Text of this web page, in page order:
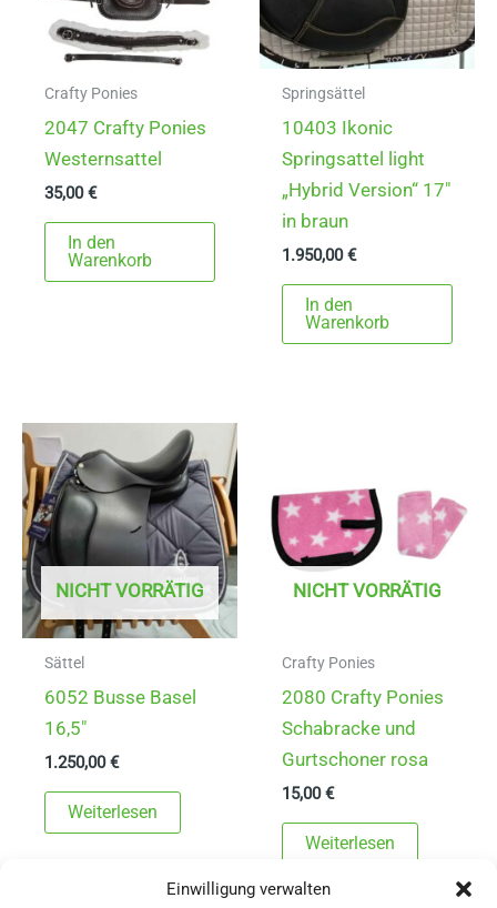
Einwilligung verwalten
Crafty Ponies
2047 Crafty Ponies
Westernsattel
35,00€
In den
Warenkorb
Springsättel
10403 Ikonic
Springsattel light
„Hybrid Version“ 17″
in braun
1.950,00€
In den
Warenkorb
NICHT VORRÄTIG
Sättel
6052 Busse Basel
16,5″
1.250,00€
Weiterlesen
NICHT VORRÄTIG
Crafty Ponies
2080 Crafty Ponies
Schabracke und
Gurtschoner rosa
15,00€
Weiterlesen